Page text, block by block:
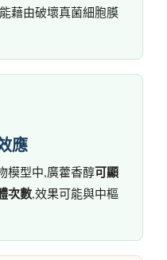
藉由破壞真菌細胞膜
應
模型中,廣藿香醇可顯
次數,效果可能與中樞